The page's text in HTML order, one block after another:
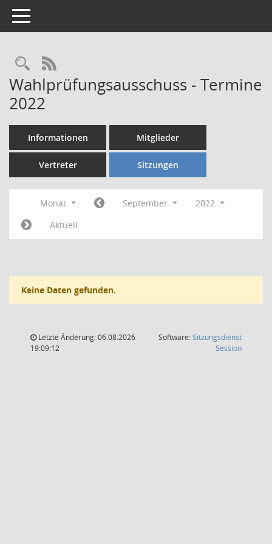
Toggle navigation
Rechercheauswahl
RSS-Feed
Wahlprüfungsausschuss - Termine
2022
Informationen Mitglieder
Vertreter Sitzungen
Monat September
2022
Aktuell
Keine Daten gefunden.
Letzte Änderung: 06.08.2026
19:09:12
Software:Sitzungsdienst
Session(Wird in